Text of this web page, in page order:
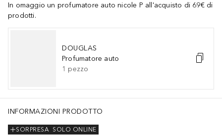
In omaggio un profumatore auto nicole P all'acquisto di 69€ di
prodotti.
DOUGLAS
Profumatore auto
1 pezzo
INFORMAZIONI PRODOTTO
SOLO ONLINE
SORPRESA